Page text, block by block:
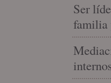
Ser
familia